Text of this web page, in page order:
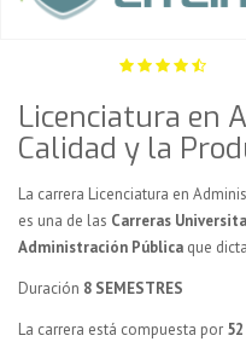
Licenciatura en
Calidad y la
La carrera Licenciatura en
es una de las Carreras
Administración Pública que
Duración 8 SEMESTRES
La carrera está compuesta por 52